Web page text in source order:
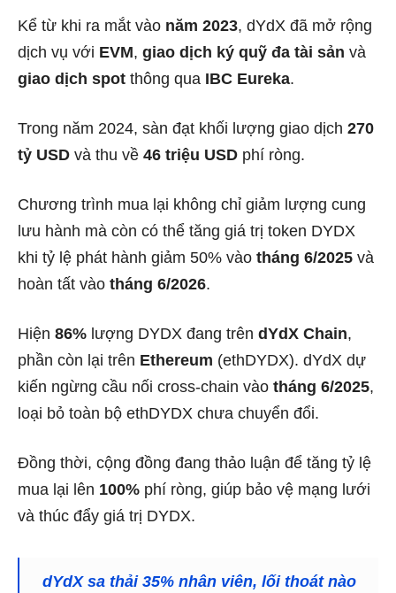
Kể từ khi ra mắt vào năm 2023, dYdX đã mở rộng
dịch vụ với EVM, giao dịch ký quỹ đa tài sản và
giao dịch spot thông qua IBC Eureka.
Trong năm 2024, sàn đạt khối lượng giao dịch 270
tỷ USD và thu về 46 triệu USD phí ròng.
Chương trình mua lại không chỉ giảm lượng cung
lưu hành mà còn có thể tăng giá trị token DYDX
khi tỷ lệ phát hành giảm 50% vào tháng 6/2025 và
hoàn tất vào tháng 6/2026.
Hiện 86% lượng DYDX đang trên dYdX Chain,
phần còn lại trên Ethereum (ethDYDX). dYdX dự
kiến ngừng cầu nối cross-chain vào tháng 6/2025,
loại bỏ toàn bộ ethDYDX chưa chuyển đổi.
Đồng thời, cộng đồng đang thảo luận để tăng tỷ lệ
mua lại lên 100% phí ròng, giúp bảo vệ mạng lưới
và thúc đẩy giá trị DYDX.
dYdX sa thải 35% nhân viên, lối thoát nào